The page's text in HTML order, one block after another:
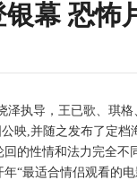
幕 恐怖
泽执导，王已歌、琪
映,并随之发布了定
的性情和法力完全
“最适合情侣观看的电